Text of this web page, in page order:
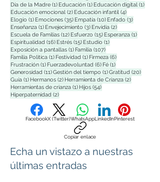
Día de la Madre (1)1 entrada
Educación (1)1 entrada
Educación digital (1)1
Educación emocional (2)2 entradas
Educación infantil (4)4 entradas
Elogio (1)1 entrada
Emociones (35)35 entradas
Empatía (10)10 entradas
Enfado (3)3 entradas
Enseñanza (1)1 entrada
Envejecimiento (3)3 entradas
Envidia (2)2 entradas
Escuela de Familias (12)12 entradas
Esfuerzo (15)15 entradas
Esperanza (1)1 entrada
Espiritualidad (16)16 entradas
Estrés (15)15 entradas
Estudio (1)1 entrada
Exposición a pantallas (1)1 entrada
Familia (107)107 entradas
Familia Polìtica (1)1 entrada
Festividad (1)1 entrada
Firmeza (6)6 entradas
Frustración (1)1 entrada
Fuerzadevoluntad (6)6 entradas
Fé (1)1 entrada
Generosidad (11)11 entradas
Gestión del tiempo (1)1 entrada
Gratitud (20)20
Guía (1)1 entrada
Hermanos (2)2 entradas
Herramienta de Crianza (2)2 entradas
Herramientas de crianza (1)1 entrada
Hijos (54)54 entradas
Hiperpaternidad (2)2 entradas
FacebookX (Twitter)WhatsAppLinkedInPinterest
Copiar enlace
Echa un vistazo a nuestras
últimas entradas